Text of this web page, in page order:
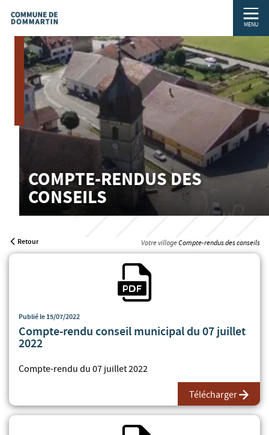
MENU
COMPTE-RENDUS DES
CONSEILS
Retour Votre villageCompte-rendus des conseils
Publié le 15/07/2022
Compte-rendu conseil municipal du 07 juillet
2022
Compte-rendu du 07 juillet 2022
Télécharger